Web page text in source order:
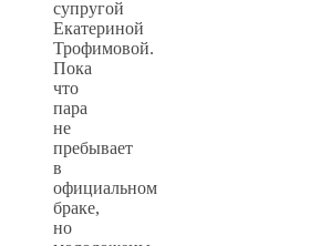
супругой
Екатериной
Трофимовой.
Пока
что
пара
не
пребывает
в
официальном
браке,
но